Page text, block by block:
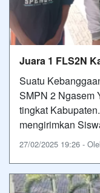
Juara 1 FLS2N
Suatu
SMPN 2 Ngasem
tingkat
mengirimkan
27/02/2025 19:26 -